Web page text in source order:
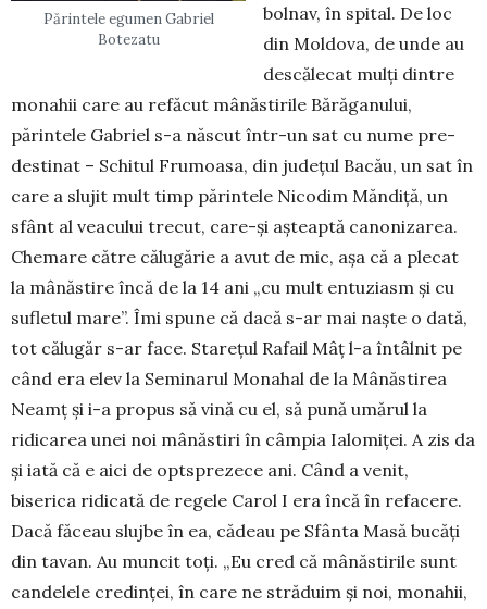
Părintele egumen Gabriel
Botezatu
bolnav, în spital. De loc
din Moldova, de unde au
descălecat mulți dintre
monahii care au refăcut mânăstirile Bărăganului,
părintele Gabriel s-a născut într-un sat cu nume pre­
destinat – Schitul Frumoasa, din județul Bacău, un sat în
care a slujit mult timp părintele Nicodim Măn­diță, un
sfânt al veacului trecut, care-și așteaptă canonizarea.
Chemare către călugărie a avut de mic, așa că a plecat
la mânăstire încă de la 14 ani „cu mult entuziasm și cu
sufletul mare”. Îmi spune că dacă s-ar mai naște o dată,
tot călugăr s-ar face. Sta­rețul Rafail Mâț l-a întâlnit pe
când era elev la Se­mi­narul Monahal de la Mânăstirea
Neamț și i-a pro­pus să vină cu el, să pună umărul la
ridicarea unei noi mânăstiri în câmpia Ialomiței. A zis da
și iată că e aici de optsprezece ani. Când a venit,
biserica ridicată de regele Carol I era încă în refacere.
Dacă făceau slujbe în ea, cădeau pe Sfânta Masă bucăți
din tavan. Au muncit toți. „Eu cred că mânăs­tirile sunt
candelele credinței, în care ne străduim și noi, monahii,